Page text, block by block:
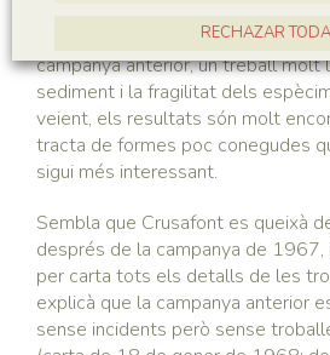
durant l’hivern ha començat a
campanya anterior, un treball
sediment i la fragilitat dels
veient, els resultats són molt
tracta de formes poc conegudes
sigui més interessant.
Sembla que Crusafont es queixà
després de la campanya de 1967,
per carta tots els detalls de les
explicà que la campanya anterior
sense incidents però sense
RECHAZAR
ACCEPTAR